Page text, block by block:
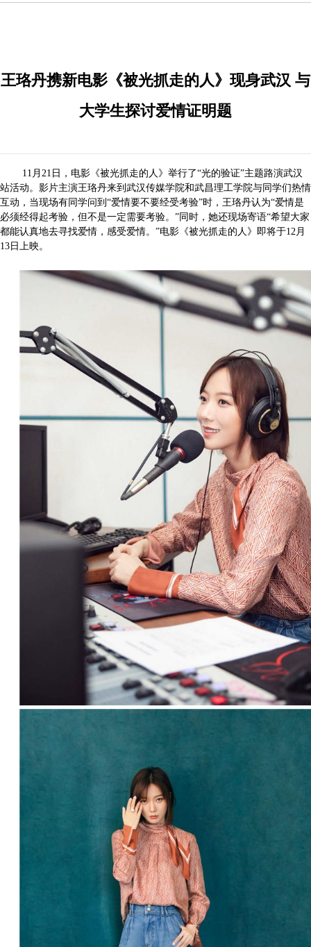
王珞丹携新电影《被光抓走的人》现身武汉 与
大学生探讨爱情证明题
11月21日，电影《被光抓走的人》举行了“光的验证”主题路演武汉
站活动。影片主演王珞丹来到武汉传媒学院和武昌理工学院与同学们热情
互动，当现场有同学问到“爱情要不要经受考验”时，王珞丹认为“爱情是
必须经得起考验，但不是一定需要考验。”同时，她还现场寄语“希望大家
都能认真地去寻找爱情，感受爱情。”电影《被光抓走的人》即将于12月
13日上映。